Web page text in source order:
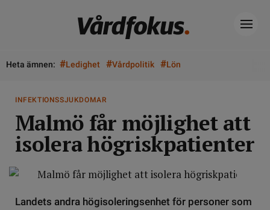
Heta ämnen: #Ledighet #Vårdpolitik #Lön
INFEKTIONSSJUKDOMAR
Malmö får möjlighet att
isolera högriskpatienter
Landets andra högisoleringsenhet för personer som